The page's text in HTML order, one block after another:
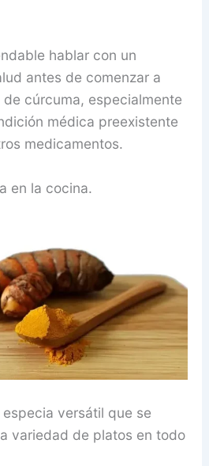
hablar con un
antes de comenzar a
cúrcuma, especialmente
médica preexistente
medicamentos.
en la cocina.
versátil que se
variedad de platos en todo